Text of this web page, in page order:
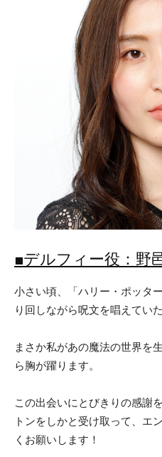
■デルフィー役：野
小さい頃、「ハリー・ポッタ
り回しながら呪文を唱えてい
まさか私があの魔法の世界を
ら胸が躍ります。
この出会いにとびきりの感謝
トンをしかと受け取って、エ
くお願いします！